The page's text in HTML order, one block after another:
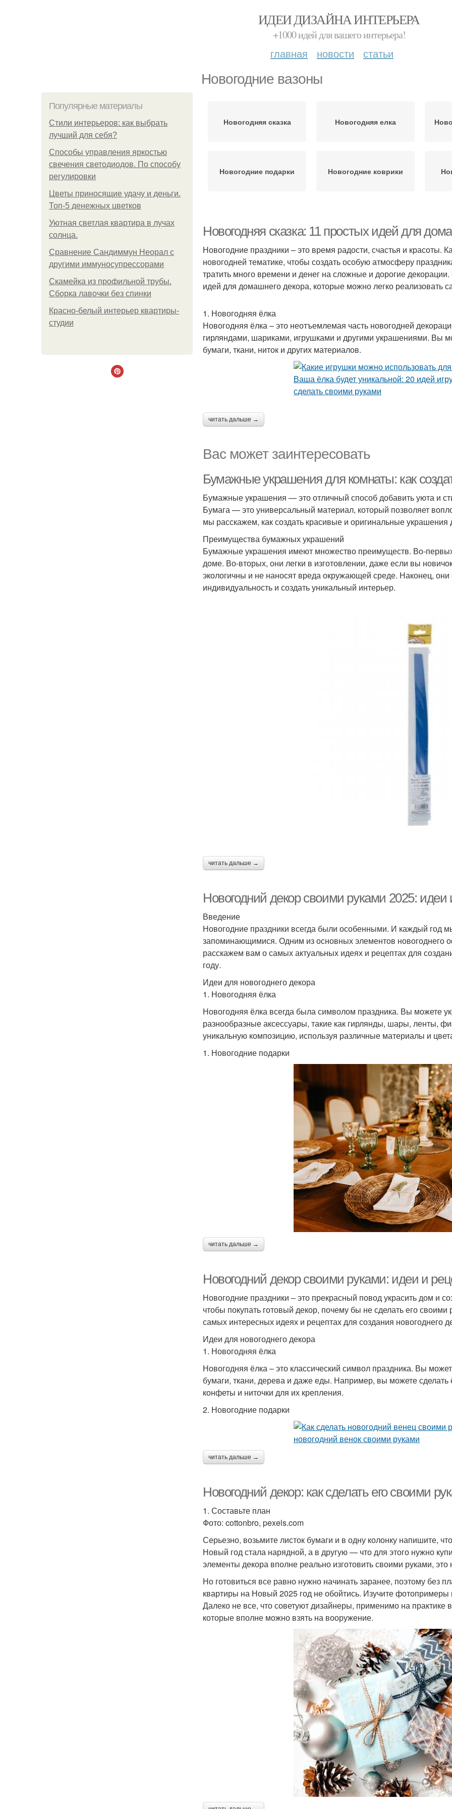
ИДЕИ ДИЗАЙНА ИНТЕРЬЕРА
+1000 идей для вашего интерьера!
главная новости статьи
Новогодние вазоны
Популярные материалы
Стили интерьеров: как выбрать
лучший для себя?
Способы управления яркостью
свечения светодиодов. По способу
регулировки
Цветы приносящие удачу и деньги.
Топ-5 денежных цветков
Уютная светлая квартира в лучах
солнца.
Сравнение Сандиммун Неорал с
другими иммуносупрессорами
Скамейка из профильной трубы.
Сборка лавочки без спинки
Красно-белый интерьер квартиры-
студии
Новогодняя сказка Новогодняя елка
Новогодние подарки Новогодние коврики
Новогодний дерево
Новогодняя сказка: 11 простых идей для
Новогодние праздники – это время радости, счастья и красоты.
новогодней тематике, чтобы создать особую атмосферу
тратить много времени и денег на сложные и дорогие
идей для домашнего декора, которые можно легко реализовать
1. Новогодняя ёлка
Новогодняя ёлка – это неотъемлемая часть новогодней
гирляндами, шариками, игрушками и другими украшениями. Вы
бумаги, ткани, ниток и других материалов.
читать дальше →
Вас может заинтересовать
Бумажные украшения для комнаты: как
Бумажные украшения — это отличный способ добавить уюта и
Бумага — это универсальный материал, который позволяет
мы расскажем, как создать красивые и оригинальные
Преимущества бумажных украшений
Бумажные украшения имеют множество преимуществ. Во-
доме. Во-вторых, они легки в изготовлении, даже если вы
экологичны и не наносят вреда окружающей среде. Наконец,
индивидуальность и создать уникальный интерьер.
читать дальше →
Новогодний декор своими руками 2025: идеи
Введение
Новогодние праздники всегда были особенными. И каждый год
запоминающимися. Одним из основных элементов новогоднего
расскажем вам о самых актуальных идеях и рецептах для
году.
Идеи для новогоднего декора
1. Новогодняя ёлка
Новогодняя ёлка всегда была символом праздника. Вы можете
разнообразные аксессуары, такие как гирлянды, шары, ленты,
уникальную композицию, используя различные материалы и
1. Новогодние подарки
читать дальше →
Новогодний декор своими руками: идеи и
Новогодние праздники – это прекрасный повод украсить дом и
чтобы покупать готовый декор, почему бы не сделать его
самых интересных идеях и рецептах для создания новогоднего
Идеи для новогоднего декора
1. Новогодняя ёлка
Новогодняя ёлка – это классический символ праздника. Вы
бумаги, ткани, дерева и даже еды. Например, вы можете сделать
конфеты и ниточки для их крепления.
2. Новогодние подарки
читать дальше →
Новогодний декор: как сделать его своими
1. Составьте план
Фото: cottonbro, pexels.com
Серьезно, возьмите листок бумаги и в одну колонку напишите,
Новый год стала нарядной, а в другую — что для этого нужно
элементы декора вполне реально изготовить своими руками,
Но готовиться все равно нужно начинать заранее, поэтому без
квартиры на Новый 2025 год не обойтись. Изучите
Далеко не все, что советуют дизайнеры, применимо на практике
которые вполне можно взять на вооружение.